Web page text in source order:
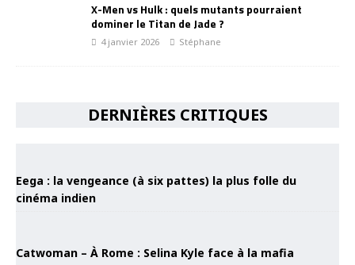
X-Men vs Hulk : quels mutants pourraient
dominer le Titan de Jade ?
4 janvier 2026 Stéphane
DERNIÈRES CRITIQUES
Eega : la vengeance (à six pattes) la plus folle du
cinéma indien
Catwoman – À Rome : Selina Kyle face à la mafia